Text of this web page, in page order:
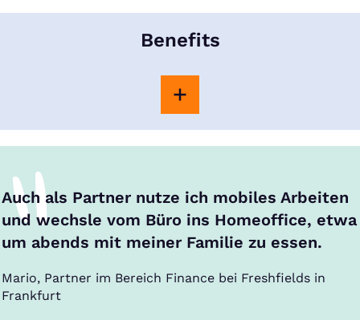
Benefits
Auch als Partner nutze ich mobiles Arbeiten
und wechsle vom Büro ins Homeoffice, etwa
um abends mit meiner Familie zu essen.
Mario, Partner im Bereich Finance bei Freshfields in
Frankfurt